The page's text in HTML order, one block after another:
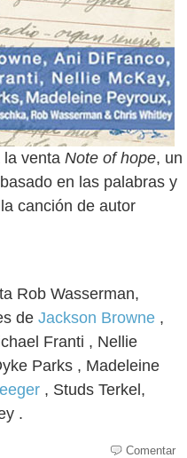
la venta Note of hope, un
en las palabras y
canción de autor
Rob Wasserman,
de Jackson Browne ,
Franti , Nellie
Parks , Madeleine
, Studs Terkel,
.
Comentar